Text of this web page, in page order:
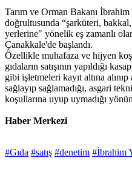
Tarım ve Orman Bakanı İbrahim
doğrultusunda “şarküteri,
yerlerine" yönelik eş zamanlı
Çanakkale'de başlandı.
Özellikle muhafaza ve hijyen
gıdaların satışının yapıldığı
gibi işletmeleri kayıt altına
sağlayıp sağlamadığı, asgari
koşullarına uyup uymadığı
Haber Merkezi
#Gıda #satış #denetim #İbrahim